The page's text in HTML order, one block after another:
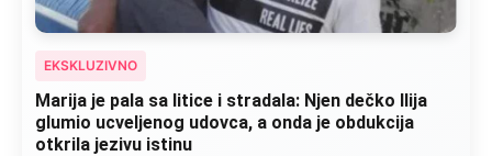
EKSKLUZIVNO
Marija je pala sa litice i stradala: Njen dečko Ilija
glumio ucveljenog udovca, a onda je obdukcija
otkrila jezivu istinu